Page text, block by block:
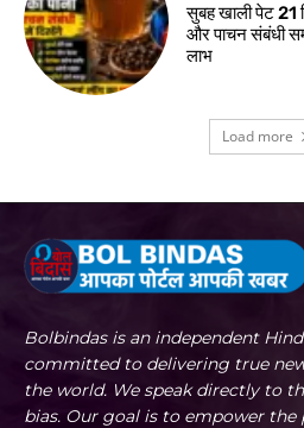
सुबह खाली पेट 21
और पाचन संबंधी
लाभ
Load more
Bolbindas is an independent
committed to delivering true
the world. We speak directly to
bias. Our goal is to empower